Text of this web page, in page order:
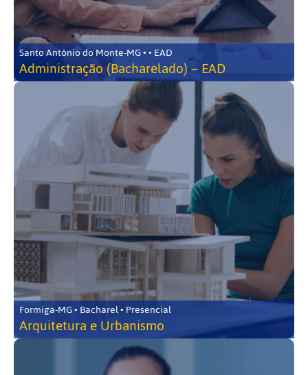
Santo Antônio do Monte-MG • • EAD
Administração (Bacharelado) – EAD
Formiga-MG • Bacharel • Presencial
Arquitetura e Urbanismo